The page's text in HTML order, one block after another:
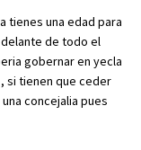
tienes una edad para
de todo el
gobernar en yecla
si tienen que ceder
concejalia pues